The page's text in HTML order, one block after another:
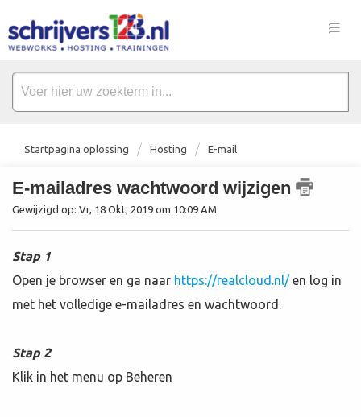
Startpagina oplossing Hosting E-mail
E-mailadres wachtwoord wijzigen
Gewijzigd op: Vr, 18 Okt, 2019 om 10:09 AM
Stap 1
Open je browser en ga naar https://realcloud.nl/en log in
met het volledige e-mailadres en wachtwoord.
Stap 2
Klik in het menu op Beheren